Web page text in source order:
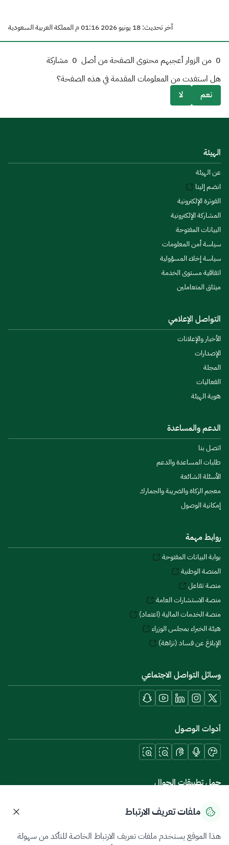
آخر تحديث: 18 يونيو 2026 01:16 م المملكة العربية السعودية
0 من الزوار أعجبهم محتوى الصفحة من أصل 0 مشاركة
هل استفدت من المعلومات المقدمة في هذه الصفحة؟
نعم
لا
الهيئة
عن الهيئة
انضم إلينا
الفوترة الإلكترونية
المشاركة الإلكترونية
البيانات المفتوحة
سياسة أمن المعلومات
سياسة إخلاء المسؤولية
اتفاقية مستوى الخدمة
ميثاق المتعاملين
التواصل الإعلامي
الأخبار والإعلانات
الإصدارات
المجلة
الفعاليات
هوية الهيئة
الدعم والمساعدة
اتصل بنا
طلبات المساعدة والدعم
الأسئلة الشائعة
معجم الزكاة والضريبة والجمارك
إمكانية الوصول
روابط مهمة
بوابة البيانات المفتوحة
المنصة الوطنية
منصة تفاعل
منصة الاستشارات العامة
منصة الخدمات المالية (اعتماد)
هيئة الخبراء بمجلس الوزراء
الإبلاغ عن فساد (نزاهة)
وسائل التواصل الاجتماعي
أدوات الوصول
حمل تطبيقات الجوال
سياسة الخصوصيةشروط الاستخدامخريطة الموقع
ملفات تعريف الارتباط
هذا الموقع يستخدم ملفات تعريف الارتباط الخاصة للتأكد من سهولة